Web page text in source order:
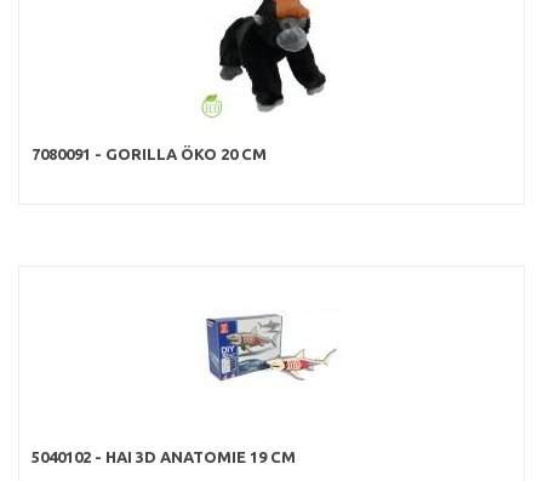
7080091 - GORILLA ÖKO 20 CM
5040102 - HAI 3D ANATOMIE 19 CM